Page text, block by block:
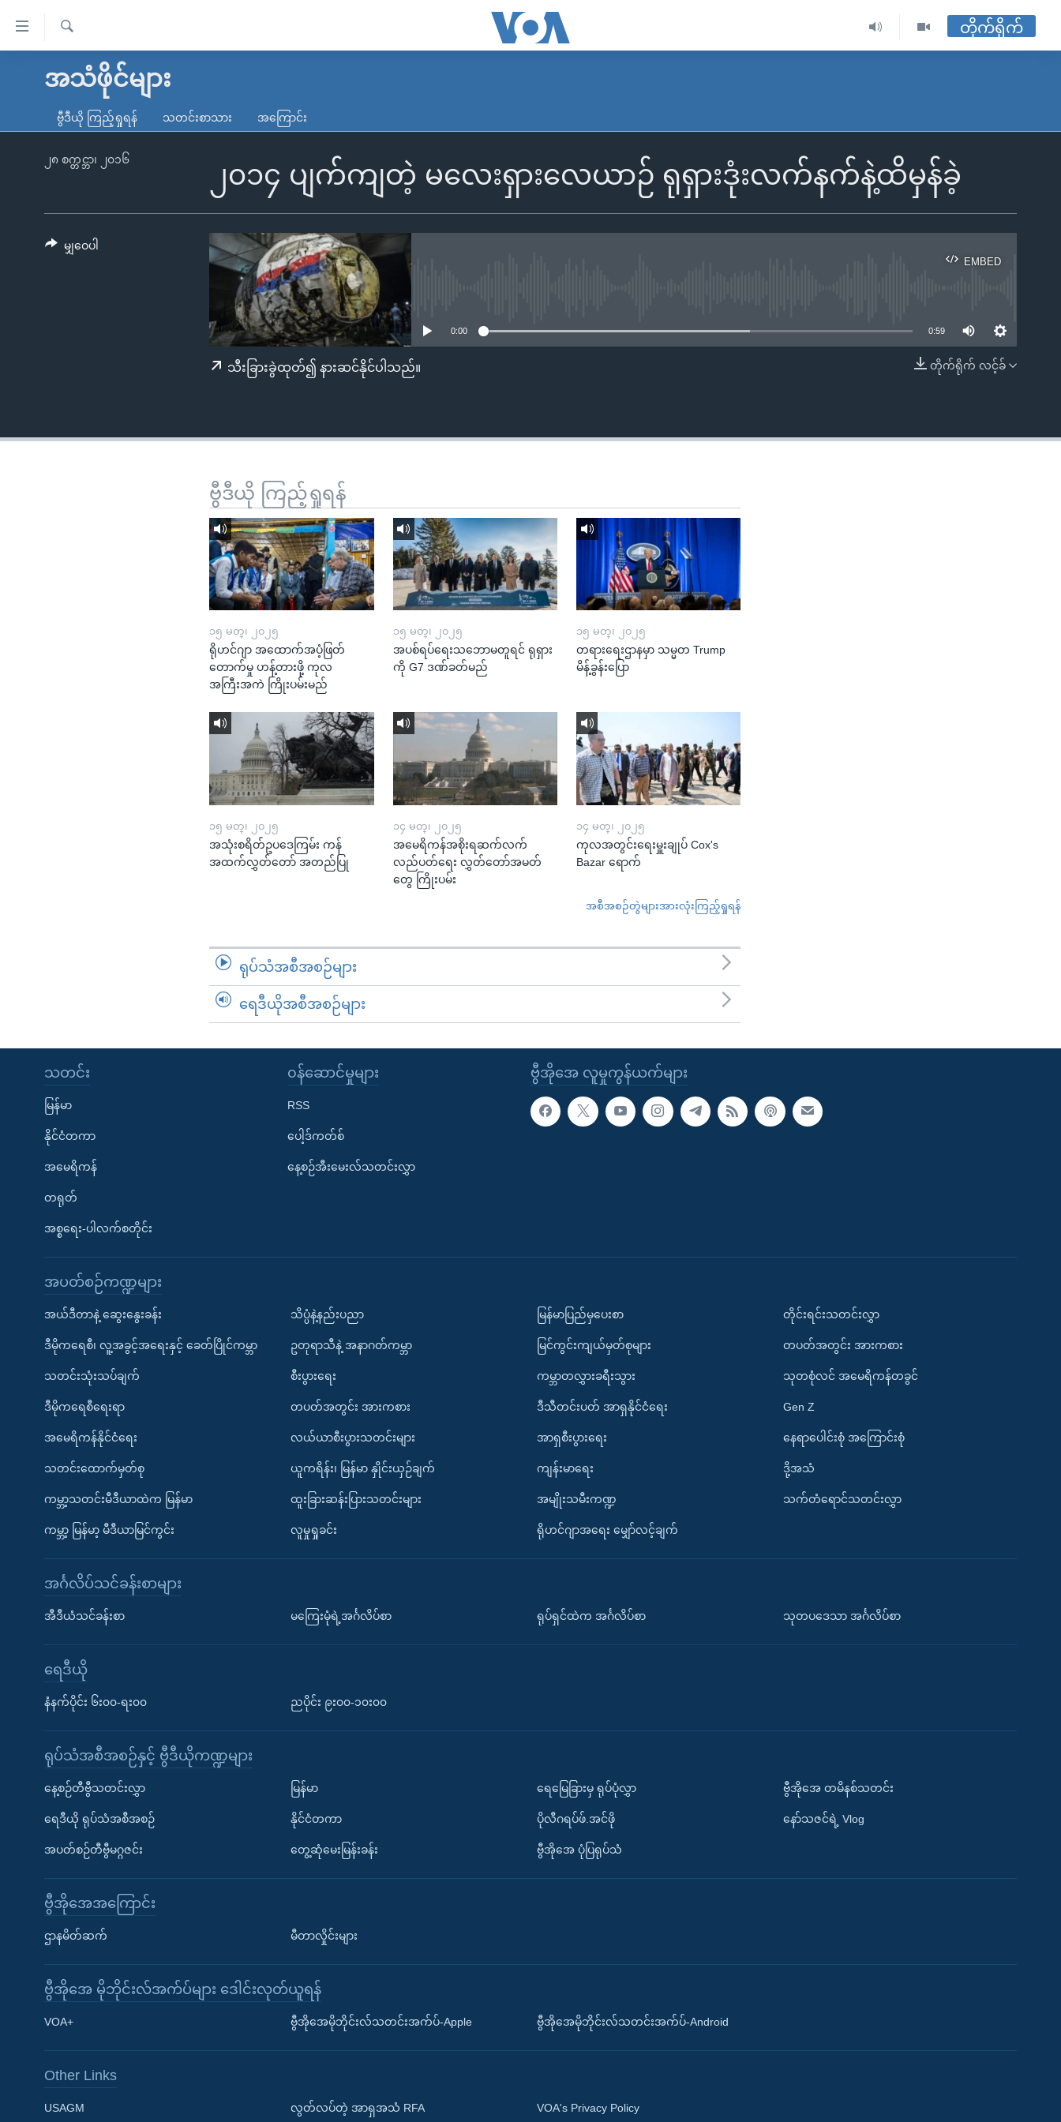
လွယ်ကူ
သည့်
ကျော်
မူလစာမျက်နှာ
ကမ္ဘာ့သတင်းများ
နိုင်ငံတကာ
တရုတ်
အစ္စရေး-ပါလက်စတိုင်း
ရပ်ဝန်းတခု လမ်းတခု အလွန်
အင်္ဂလိပ်စာလေ့လာမယ်
Learning English
ရ
တိုက်ရိုက်
အသံဖိုင်များ
ဗွီဒီယို ကြည့်ရှုရန် သတင်းစာသား အကြောင်း
၂၀၁၄ ပျက်ကျတဲ့ မလေးရှားလေယာဉ် ရုရှားဒုံးလက်နက်နဲ့ထိမှန်ခဲ့
၂၈ စက္တင္ဘာ၊ ၂၀၁၆
EMBED
EMBED
0:00 0:59
တိုက်ရိုက် လင့်ခ်
သီးခြားခွဲထုတ်၍ နားဆင်နိုင်ပါသည်။
မျှဝေပါ
ဗွီဒီယို ကြည့်ရှုရန်
၁၅ မတ္၊ ၂၀၂၅
ရိုဟင်ဂျာ အထောက်အပံ့ဖြတ်
တောက်မှု ဟန့်တားဖို့ ကုလ
အကြီးအကဲ ကြိုးပမ်းမည်
၁၅ မတ္၊ ၂၀၂၅
အပစ်ရပ်ရေးသဘောမတူရင် ရုရှား
ကို G7 ဒဏ်ခတ်မည်
၁၅ မတ္၊ ၂၀၂၅
တရားရေးဌာနမှာ သမ္မတ Trump
မိန့်ခွန်းပြော
၁၅ မတ္၊ ၂၀၂၅
အသုံးစရိတ်ဥပဒေကြမ်း ကန်
အထက်လွှတ်တော် အတည်ပြု
၁၄ မတ္၊ ၂၀၂၅
အမေရိကန်အစိုးရဆက်လက်
လည်ပတ်ရေး လွှတ်တော်အမတ်
တွေ ကြိုးပမ်း
၁၄ မတ္၊ ၂၀၂၅
ကုလအတွင်းရေးမှူးချုပ် Cox's
Bazar ရောက်
အစီအစဉ်တွဲများအားလုံးကြည့်ရှုရန်
ရုပ်သံအစီအစဉ်များ
ရေဒီယိုအစီအစဉ်များ
ဗွီအိုအေ လူမှုကွန်ယက်များ
သတင်း
မြန်မာ
နိုင်ငံတကာ
အမေရိကန်
တရုတ်
အစ္စရေး-ပါလက်စတိုင်း
၀န်ဆောင်မှုများ
RSS
ပေါ့ဒ်ကတ်စ်
နေ့စဉ်အီးမေးလ်သတင်းလွှာ
အပတ်စဉ်ကဏ္ဍများ
အယ်ဒီတာနဲ့ ဆွေးနွေးခန်း
ဒီမိုကရေစီ၊ လူ့အခွင့်အရေးနှင့် ခေတ်ပြိုင်ကမ္ဘာ
သတင်းသုံးသပ်ချက်
ဒီမိုကရေစီရေးရာ
အမေရိကန်နိုင်ငံရေး
သတင်းထောက်မှတ်စု
ကမ္ဘာ့သတင်းမီဒီယာထဲက မြန်မာ
ကမ္ဘာ့ မြန်မာ့ မီဒီယာမြင်ကွင်း
သိပ္ပံနဲ့နည်းပညာ
ဥတုရာသီနဲ့ အနာဂတ်ကမ္ဘာ
စီးပွားရေး
တပတ်အတွင်း အားကစား
လယ်ယာစီးပွားသတင်းများ
ယူကရိန်း၊ မြန်မာ နှိုင်းယှဉ်ချက်
ထူးခြားဆန်းပြားသတင်းများ
လူမှုရှုခင်း
မြန်မာပြည်မှပေးစာ
မြင်ကွင်းကျယ်မှတ်စုများ
ကမ္ဘာတလွှားခရီးသွား
ဒီသီတင်းပတ် အာရှနိုင်ငံရေး
အာရှစီးပွားရေး
ကျန်းမာရေး
အမျိုးသမီးကဏ္ဍ
ရိုဟင်ဂျာအရေး မျှော်လင့်ချက်
တိုင်းရင်းသတင်းလွှာ
တပတ်အတွင်း အားကစား
သုတစုံလင် အမေရိကန်တခွင်
Gen Z
နေရာပေါင်းစုံ အကြောင်းစုံ
ဒို့အသံ
သက်တံရောင်သတင်းလွှာ
အင်္ဂလိပ်သင်ခန်းစာများ
အီဒီယံသင်ခန်းစာ မကြေးမုံရဲ့အင်္ဂလိပ်စာ ရုပ်ရှင်ထဲက အင်္ဂလိပ်စာ သုတပဒေသာ အင်္ဂလိပ်စာ
ရေဒီယို
နံနက်ပိုင်း ၆း၀၀-ရး၀၀ ညပိုင်း ၉း၀၀-၁၀း၀၀
ရုပ်သံအစီအစဉ်နှင့် ဗွီဒီယိုကဏ္ဍများ
နေ့စဉ်တီဗွီသတင်းလွှာ
ရေဒီယို ရုပ်သံအစီအစဉ်
အပတ်စဉ်တီဗွီမဂ္ဂဇင်း
မြန်မာ
နိုင်ငံတကာ
တွေ့ဆုံမေးမြန်းခန်း
ရေမြေခြားမှ ရုပ်ပုံလွှာ
ပိုလီဂရပ်ဖ်.အင်ဖို
ဗွီအိုအေ ပုံပြရုပ်သံ
ဗွီအိုအေ တမိနစ်သတင်း
နော်သဇင်ရဲ့ Vlog
ဗွီအိုအေအကြောင်း
ဌာနမိတ်ဆက် မီတာလှိုင်းများ
ဗွီအိုအေ မိုဘိုင်းလ်အက်ပ်များ ဒေါင်းလုတ်ယူရန်
VOA+ ဗွီအိုအေမိုဘိုင်းလ်သတင်းအက်ပ်-Apple ဗွီအိုအေမိုဘိုင်းလ်သတင်းအက်ပ်-Android
Other Links
USAGM လွတ်လပ်တဲ့ အာရှအသံ RFA VOA's Privacy Policy